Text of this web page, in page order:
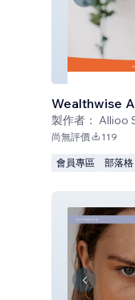
Wealthwise
製作者： Allioo
尚無評價 119
會員專區 部落格